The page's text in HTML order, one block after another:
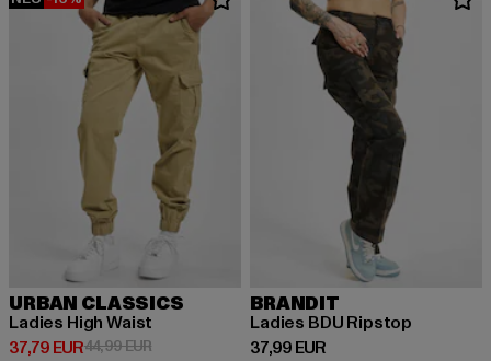
URBAN CLASSICS
Ladies High Waist
37,79 EUR
Derzeitiger Preis: 37,79 EUR
44,99 EURAktionspreis: 44,99 EUR
BRANDIT
Ladies BDU Ripstop
37,99 EUR
Derzeitiger Preis: 37,99 EUR